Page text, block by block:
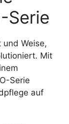
Serie
Weise,
Mit
Serie
auf